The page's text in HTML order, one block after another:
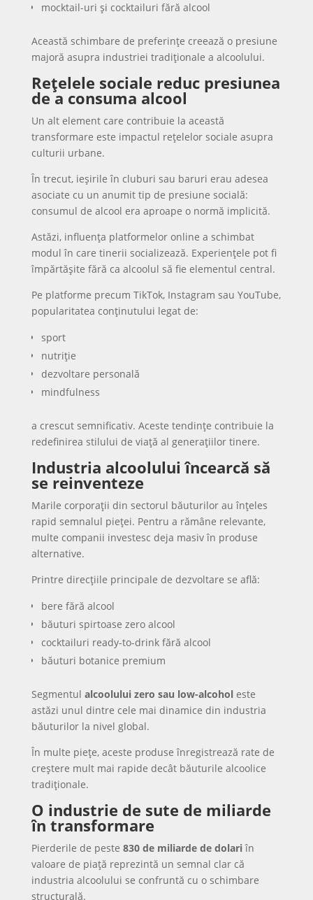
mocktail-uri și cocktailuri fără alcool
Această schimbare de preferințe creează o presiune
majoră asupra industriei tradiționale a alcoolului.
Rețelele sociale reduc presiunea
de a consuma alcool
Un alt element care contribuie la această
transformare este impactul rețelelor sociale asupra
culturii urbane.
În trecut, ieșirile în cluburi sau baruri erau adesea
asociate cu un anumit tip de presiune socială:
consumul de alcool era aproape o normă implicită.
Astăzi, influența platformelor online a schimbat
modul în care tinerii socializează. Experiențele pot fi
împărtășite fără ca alcoolul să fie elementul central.
Pe platforme precum TikTok, Instagram sau YouTube,
popularitatea conținutului legat de:
sport
nutriție
dezvoltare personală
mindfulness
a crescut semnificativ. Aceste tendințe contribuie la
redefinirea stilului de viață al generațiilor tinere.
Industria alcoolului încearcă să
se reinventeze
Marile corporații din sectorul băuturilor au înțeles
rapid semnalul pieței. Pentru a rămâne relevante,
multe companii investesc deja masiv în produse
alternative.
Printre direcțiile principale de dezvoltare se află:
bere fără alcool
băuturi spirtoase zero alcool
cocktailuri ready-to-drink fără alcool
băuturi botanice premium
Segmentul alcoolului zero sau low-alcoholeste
astăzi unul dintre cele mai dinamice din industria
băuturilor la nivel global.
În multe piețe, aceste produse înregistrează rate de
creștere mult mai rapide decât băuturile alcoolice
tradiționale.
O industrie de sute de miliarde
în transformare
Pierderile de peste 830 de miliarde de dolariîn
valoare de piață reprezintă un semnal clar că
industria alcoolului se confruntă cu o schimbare
structurală.